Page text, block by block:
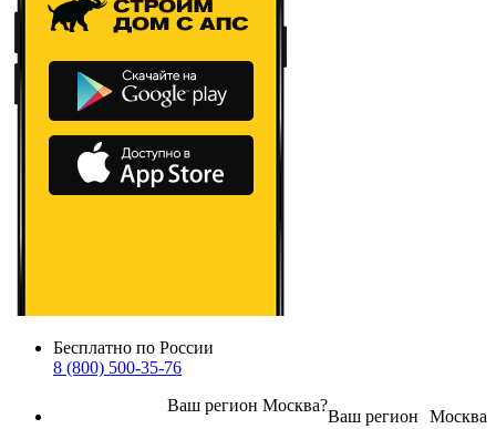
Бесплатно по России
8 (800) 500-35-76
Москва
Ваш регион
Ваш регион Москва?